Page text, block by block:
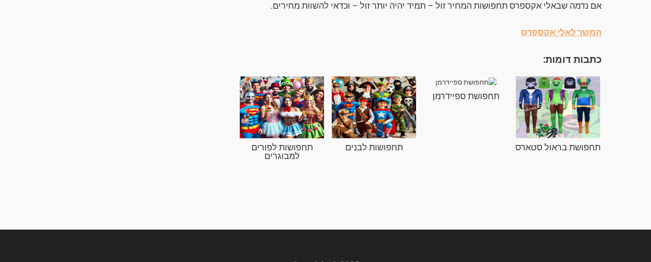
אם נדמה שבאלי אקספרס תחפושות המחיר זול – תמיד יהיה יותר זול – וכדאי להשוות מחירים.
המשך לאלי אקספרס
כתבות דומות:
תחפושת בראול סטארס
תחפושת ספיידרמן
תחפושות לבנים
תחפושות לפורים
למבוגרים